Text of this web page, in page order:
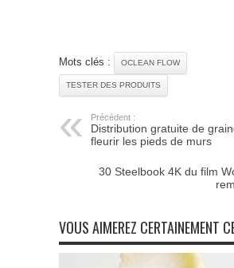
Mots clés : OCLEAN FLOW
TESTER DES PRODUITS
Précédent :
Distribution gratuite de
fleurir les pieds de murs
30 Steelbook 4K du film
VOUS AIMEREZ CERTAINEMENT